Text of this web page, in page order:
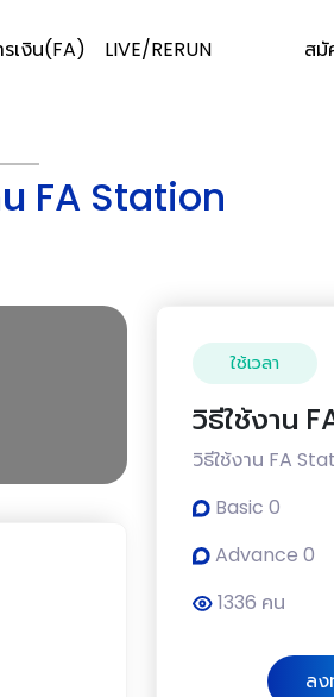
เงิน(FA) LIVE/RERUN สมั
น FA Station
ใช้เวลา
วิธีใช้งาน
วิธีใช้งาน FA
Basic 0
Advance 0
1336 คน
ลง